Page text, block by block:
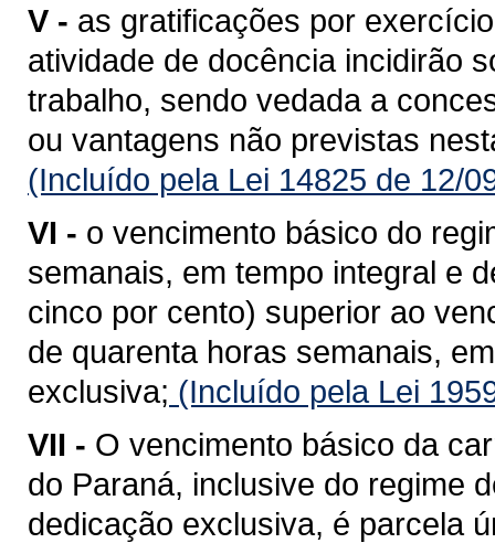
V - as gratificações por
atividade de docência incidirão
trabalho, sendo vedada a
ou vantagens não previstas
(Incluído pela Lei 14825 de 12/
VI - o vencimento básico do
semanais, em tempo integral e
cinco por cento) superior ao
de quarenta horas semanais,
exclusiva; (Incluído pela Lei
VII - O vencimento básico da
do Paraná, inclusive do regime
dedicação exclusiva, é parcela